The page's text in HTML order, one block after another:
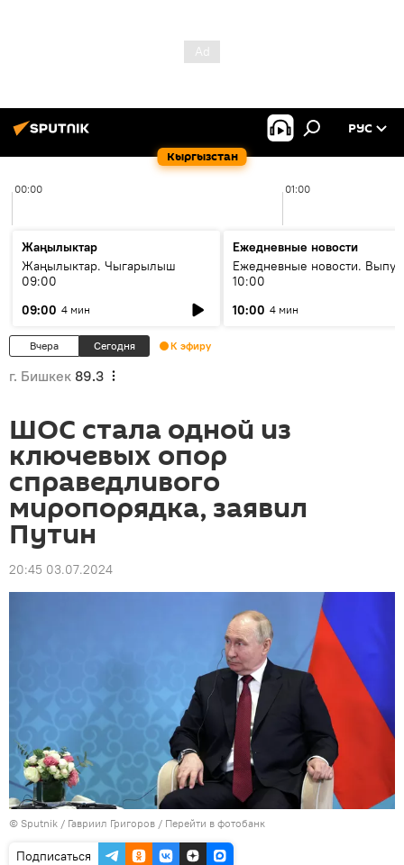
Кыргызстан
РУС
00:00 01:00
Жаңылыктар
Жаңылыктар. Чыгарылыш
09:00
09:00 4 мин
Ежедневные новости
Ежедневные новости.
10:00
10:00 4 мин
Вчера Сегодня К эфиру
г. Бишкек 89.3
ШОС стала одной из
ключевых опор
справедливого
миропорядка, заявил
Путин
20:45 03.07.2024
© Sputnik / Гавриил Григоров / Перейти в фотобанк
Подписаться